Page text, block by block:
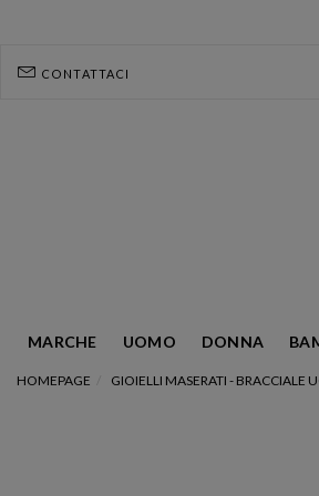
CONTATTACI
MARCHE UOMO DONNA
HOMEPAGE GIOIELLI MASERATI - BRACCIALE